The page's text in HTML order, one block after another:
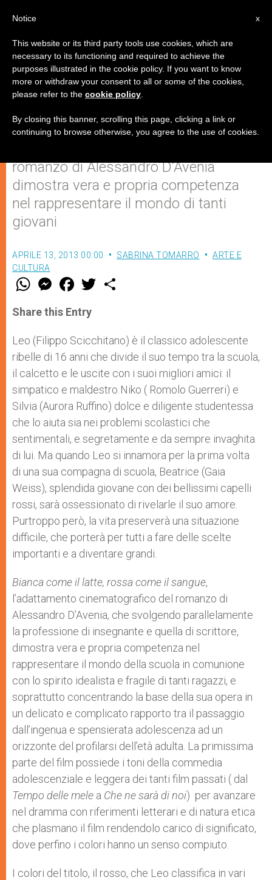
"Bianca come il latte, rossa come
il sangue"
romanzo di Alessandro D’Avenia
dimostra vera e propria competenza
nel rappresentare il mondo di tanti
giovani
APRILE 13, 2013 00:00 SABRINA TOMARRO
ARTE E
CULTURA
W
t
s
p
p
M
e
s
e
g
e
r
F
a
e
b
o
k
w
r
Share this Entry
Leo (Filippo Scicchitano) è il classico adolescente
ribelle di 16 anni che divide il suo tempo tra la scuola,
il calcetto e le uscite con i suoi migliori amici: il
simpatico e maldestro Niko ( Romolo Guerreri) e
Silvia (Aurora Ruffino) dolce e diligente studentessa
che lo aiuta sia nei problemi scolastici che
sentimentali, e segretamente e da sempre invaghita
di lui. Ma quando Leo si innamora per la prima volta
di una sua compagna di scuola, Beatrice (Gaia
Weiss), splendida giovane con dei bellissimi capelli
rossi, sarà ossessionato di rivelarle il suo amore.
Purtroppo però, la vita preserverà una situazione
difficile, che porterà per tutti a fare delle scelte
importanti e a diventare grandi.
Bianca come il latte, rossa come il sangue,
l’adattamento cinematografico del romanzo di
Alessandro D’Avenia, che svolgendo parallelamente
la professione di insegnante e quella di scrittore,
dimostra vera e propria competenza nel
rappresentare il mondo della scuola in comunione
con lo spirito idealista e fragile di tanti ragazzi, e
soprattutto concentrando la base della sua opera in
un delicato e complicato rapporto tra il passaggio
dall’ingenua e spensierata adolescenza ad un
orizzonte del profilarsi dell’età adulta. La primissima
parte del film possiede i toni della commedia
adolescenziale e leggera dei tanti film passati ( dal
Tempo delle mele a Che ne saràdi noi) per avanzare
nel dramma con riferimenti letterari e di natura etica
che plasmano il film rendendolo carico di significato,
dove perfino i colori hanno un senso compiuto.
I colori del titolo, il rosso, che Leo classifica in vari
x
Notice
This website or its third party tools use cookies, which are
necessary to its functioning and required to achieve the
purposes illustrated in the cookie policy. If you want to know
more or withdraw your consent to all or some of the cookies,
please refer to the cookie policy
By closing this banner, scrolling this page, clicking a link or
continuing to browse otherwise, you agree to the use of cookies.